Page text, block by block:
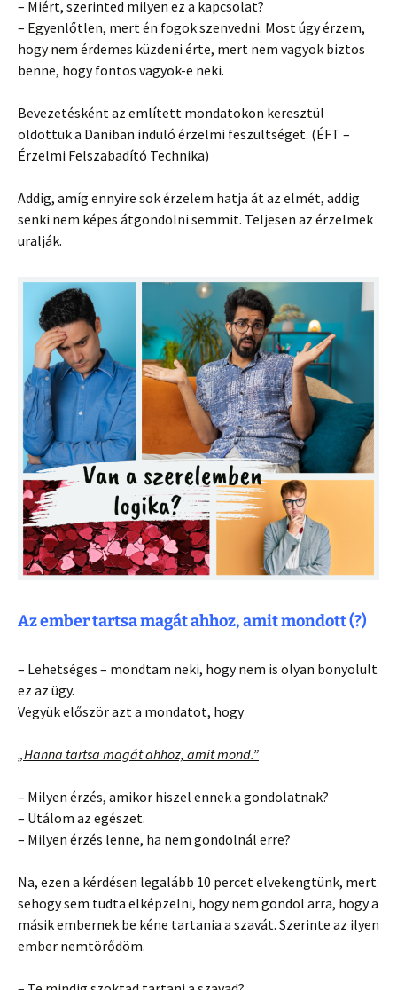
– Miért, szerinted milyen ez a kapcsolat?
– Egyenlőtlen, mert én fogok szenvedni. Most úgy érzem,
hogy nem érdemes küzdeni érte, mert nem vagyok biztos
benne, hogy fontos vagyok-e neki.
Bevezetésként az említett mondatokon keresztül
oldottuk a Daniban induló érzelmi feszültséget. (ÉFT –
Érzelmi Felszabadító Technika)
Addig, amíg ennyire sok érzelem hatja át az elmét, addig
senki nem képes átgondolni semmit. Teljesen az érzelmek
uralják.
Az ember tartsa magát ahhoz, amit mondott (?)
– Lehetséges – mondtam neki, hogy nem is olyan bonyolult
ez az ügy.
Vegyük először azt a mondatot, hogy
„Hanna tartsa magát ahhoz, amit mond.”
– Milyen érzés, amikor hiszel ennek a gondolatnak?
– Utálom az egészet.
– Milyen érzés lenne, ha nem gondolnál erre?
Na, ezen a kérdésen legalább 10 percet elvekengtünk, mert
sehogy sem tudta elképzelni, hogy nem gondol arra, hogy a
másik embernek be kéne tartania a szavát. Szerinte az ilyen
ember nemtörődöm.